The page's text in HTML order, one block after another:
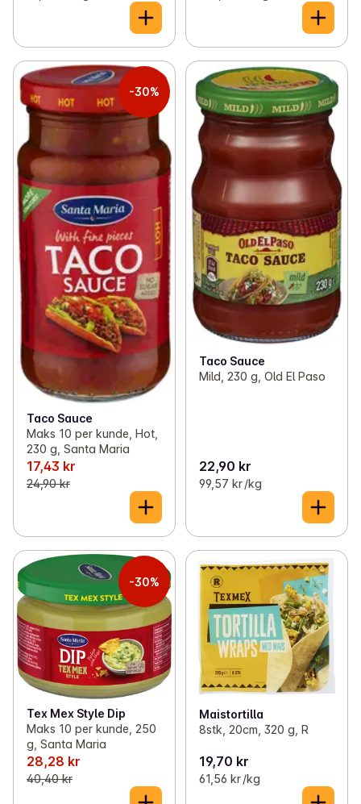
-30%
Taco Sauce
Maks 10 per kunde, Hot,
230 g, Santa Maria
17,43 kr
24,90 kr
Taco Sauce
Mild, 230 g, Old El Paso
22,90 kr
99,57 kr /kg
-30%
Tex Mex Style Dip
Maks 10 per kunde, 250
g, Santa Maria
28,28 kr
40,40 kr
Maistortilla
8stk, 20cm, 320 g, R
19,70 kr
61,56 kr /kg